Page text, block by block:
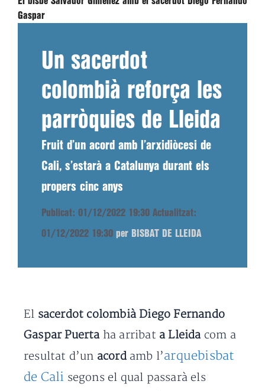
Gaspar
Un sacerdot
colombià reforça les
parròquies de Lleida
Fruit d’un acord amb l’arxidiòcesi de
Cali, s’estarà a Catalunya durant els
propers cinc anys
Publicat: 01/12/2022 19:30 Actualitzat:
01/12/2022 19:30 per BISBAT DE LLEIDA
El sacerdot colombià Diego Fernando
Gaspar Puertaha arribat a Lleidacom a
resultat d’un acord amb l’arquebisbat
de Cali segons el qual passarà els